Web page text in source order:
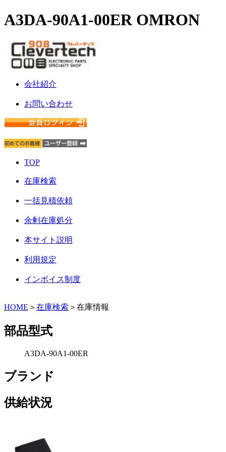
A3DA-90A1-00ER OMRON
会社紹介
お問い合わせ
TOP
在庫検索
一括見積依頼
余剰在庫処分
本サイト説明
利用規定
インボイス制度
HOME ＞ 在庫検索 ＞在庫情報
部品型式
A3DA-90A1-00ER
ブランド
供給状況